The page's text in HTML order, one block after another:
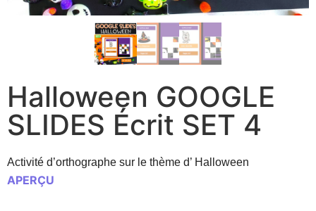
Halloween GOOGLE
SLIDES Écrit SET 4
Activité d’orthographe sur le thème d’ Halloween
APERÇU